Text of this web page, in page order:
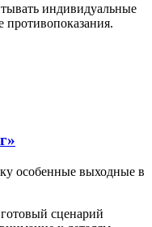
индивидуальные
противопоказания.
особенные выходные в
сценарий